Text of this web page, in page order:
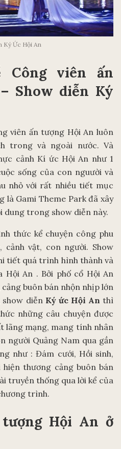
Ký Ức Hội An
Công viên ấn
Show diễn Ký
viên ấn tượng Hội An luôn
trong và ngoài nước. Và
cảnh Kí ức Hội An như 1
sống của con nguười và
nhỏ với rất nhiều tiết mục
là Gami Theme Park đã xây
dung trong show diễn này.
thức kể chuyện công phu
cảnh vật, con người. Show
tiết quá trình hình thành và
An . Bởi phố cổ Hội An
buôn bán nhộn nhịp lớn
diễn Ký ức Hội An thì
những câu chuyện được
lãng mạng, mang tính nhân
người Quảng Nam qua gần
như : Đám cưới, Hồi sinh,
thương cảng buôn bán
truyền thống qua lời kể của
trình.
Hội An ở